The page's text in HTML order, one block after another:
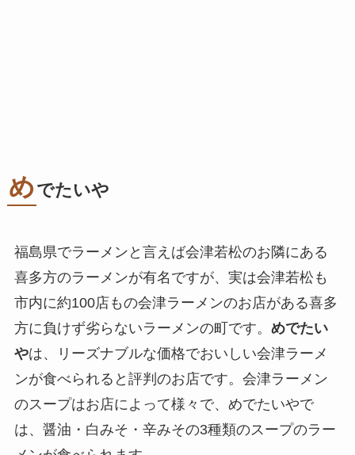
め でたいや
福島県でラーメンと言えば会津若松のお隣にある
喜多方のラーメンが有名ですが、実は会津若松も
市内に約100店もの会津ラーメンのお店がある喜多
方に負けず劣らないラーメンの町です。 めでたい
やは、リーズナブルな価格でおいしい会津ラーメ
ンが食べられると評判のお店です。会津ラーメン
のスープはお店によって様々で、めでたいやで
は、醤油・白みそ・辛みその3種類のスープのラー